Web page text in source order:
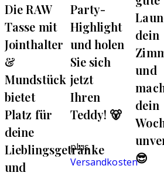
Die RAW
Tasse mit
Jointhalter
&
Mundstück
bietet
Platz für
deine
Lieblingsgetränke
und
Party-
Highlight
und holen
Sie sich
jetzt
Ihren
Teddy! 🐻
plus
Versandkosten
dein
und
dein
😎